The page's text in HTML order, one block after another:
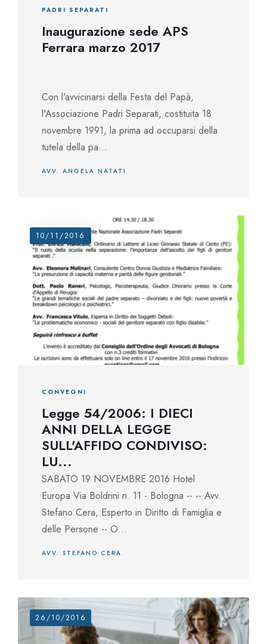
PADRI SEPARATI
Inaugurazione sede APS
Ferrara marzo 2017
Con l'avvicinarsi della Festa del Papà,
l'Associazione Padri Separati, costituita 18
novembre 1991, la prima ad occuparsi della
tutela della pa...
AVV. ANGELA NATATI
10/11/2016
CONVEGNI
Legge 54/2006: I DIECI
ANNI DELLA LEGGE
SULL'AFFIDO CONDIVISO:
LU...
SABATO 19 NOVEMBRE 2016 Hotel
Europa Via Boldrini n. 11 - Bologna -- -- Avv.
Stefano Cera, Esperto in Diritto di Famiglia e
delle Persone -- O...
AVV. STEFANO CERA
26/10/2016